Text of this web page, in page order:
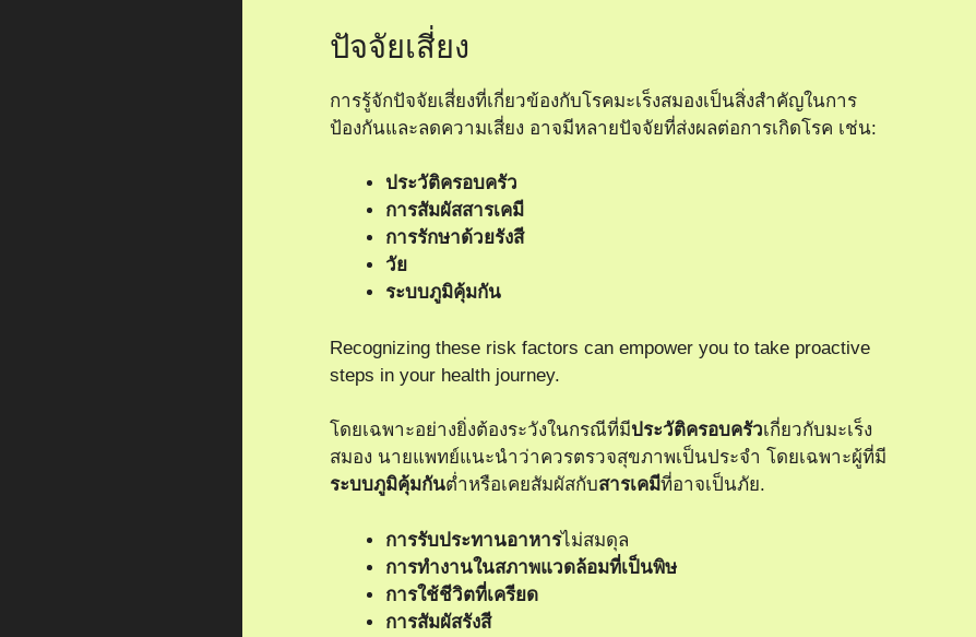
ปัจจัยเสี่ยง
การรู้จักปัจจัยเสี่ยงที่เกี่ยวข้องกับโรคมะเร็งสมองเป็นสิ่งสำคัญในการ
ป้องกันและลดความเสี่ยง อาจมีหลายปัจจัยที่ส่งผลต่อการเกิดโรค เช่น:
ประวัติครอบครัว
การสัมผัสสารเคมี
การรักษาด้วยรังสี
วัย
ระบบภูมิคุ้มกัน
Recognizing these risk factors can empower you to take proactive
steps in your health journey.
โดยเฉพาะอย่างยิ่งต้องระวังในกรณีที่มีประวัติครอบครัวเกี่ยวกับมะเร็ง
สมอง นายแพทย์แนะนำว่าควรตรวจสุขภาพเป็นประจำ โดยเฉพาะผู้ที่มี
ระบบภูมิคุ้มกันต่ำหรือเคยสัมผัสกับสารเคมีที่อาจเป็นภัย.
การรับประทานอาหารไม่สมดุล
การทำงานในสภาพแวดล้อมที่เป็นพิษ
การใช้ชีวิตที่เครียด
การสัมผัสรังสี